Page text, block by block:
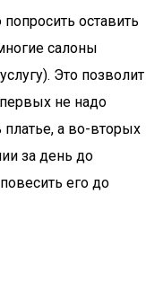
оставить
салоны
Это позволит
не надо
а во-вторых
за день до
его до